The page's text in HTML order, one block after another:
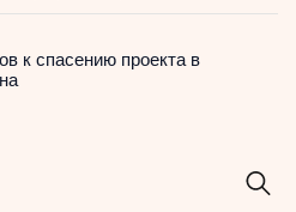
к спасению проекта в